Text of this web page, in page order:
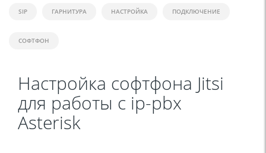
SIP ГАРНИТУРА НАСТРОЙКА ПОДКЛЮЧЕНИЕ
СОФТФОН
Настройка софтфона Jitsi
для работы с ip-pbx
Asterisk